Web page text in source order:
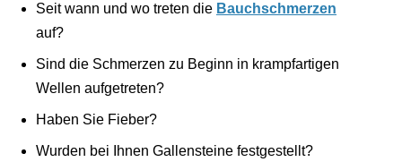
Seit wann und wo treten die Bauchschmerzen
auf?
Sind die Schmerzen zu Beginn in krampfartigen
Wellen aufgetreten?
Haben Sie Fieber?
Wurden bei Ihnen Gallensteine festgestellt?